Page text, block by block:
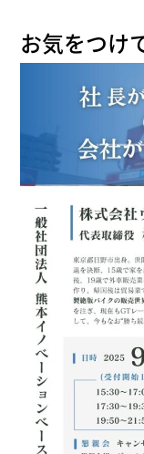
お気をつけ